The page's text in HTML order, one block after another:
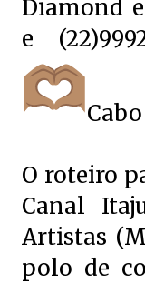
Diamond
e
O roteiro
Canal
Artistas
polo de